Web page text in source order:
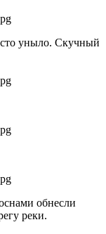
уныло. Скучный
обнесли
реки.